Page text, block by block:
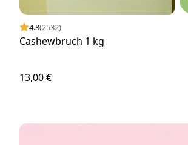
4.8(2532)
Cashewbruch 1 kg
13,00 €